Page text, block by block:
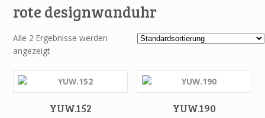
rote designwanduhr
Alle 2 Ergebnisse werden
angezeigt
YUW.152 YUW.190